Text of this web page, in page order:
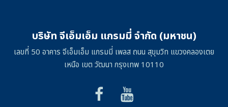
บริษัท จีเอ็มเอ็ม แกรมมี่ จำกัด (มหาชน)
เลขที่ 50 อาคาร จีเอ็มเอ็ม แกรมมี่ เพลส ถนน สุขุมวิท แขวงคลองเตย
เหนือ เขต วัฒนา กรุงเทพ 10110